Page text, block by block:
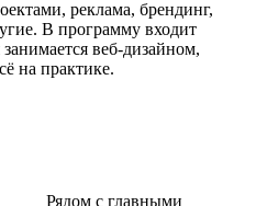
реклама, брендинг,
В программу входит
веб-дизайном,
на практике.
Рядом с главными